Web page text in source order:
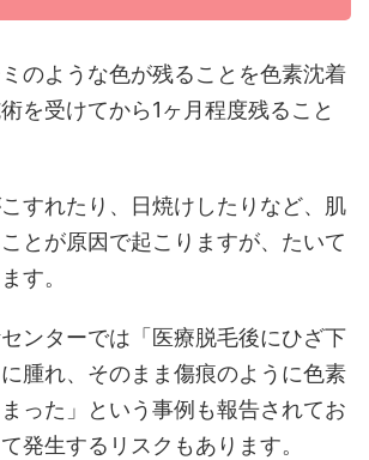
のような色が残ることを色素沈着
を受けてから1ヶ月程度残ること
すれたり、日焼けしたりなど、肌
とが原因で起こりますが、たいて
す。
ンターでは「医療脱毛後にひざ下
腫れ、そのまま傷痕のように色素
った」という事例も報告されてお
発生するリスクもあります。